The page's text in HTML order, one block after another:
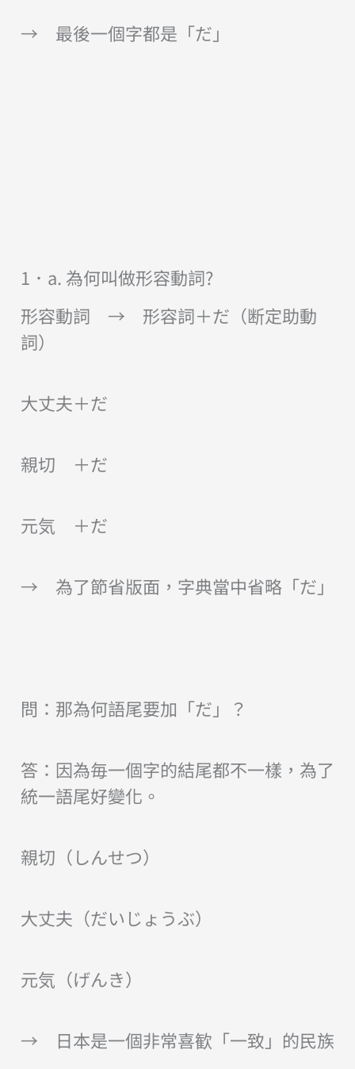
→ 最後一個字都是「だ」
1．a. 為何叫做形容動詞?
形容動詞 → 形容詞＋だ（断定助動
詞）
大丈夫＋だ
親切 ＋だ
元気 ＋だ
→ 為了節省版面，字典當中省略「だ」
問：那為何語尾要加「だ」？
答：因為毎一個字的結尾都不一樣，為了
統一語尾好變化。
親切（しんせつ）
大丈夫（だいじょうぶ）
元気（げんき）
→ 日本是一個非常喜歓「一致」的民族